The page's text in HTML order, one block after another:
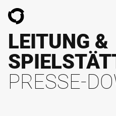
ZUM HAUPTINHALT SPRINGEN
LEITUNG &
PRESSE-